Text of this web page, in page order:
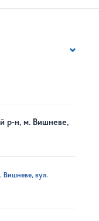
р-н, м. Вишневе,
Вишневе, вул.